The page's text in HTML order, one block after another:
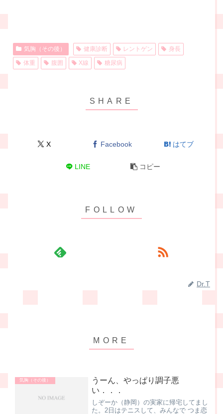
気胸（その後） 健康診断 レントゲン
身長
体重
腹囲 X線 糖尿病
X Facebook はてブ
LINE コピー
Dr.T
気胸（その後）
うーん、やっぱり調子悪
い．．．
しぞーか（静岡）の実家に帰宅してまし
た。2日はテニスして、みんなで つま恋